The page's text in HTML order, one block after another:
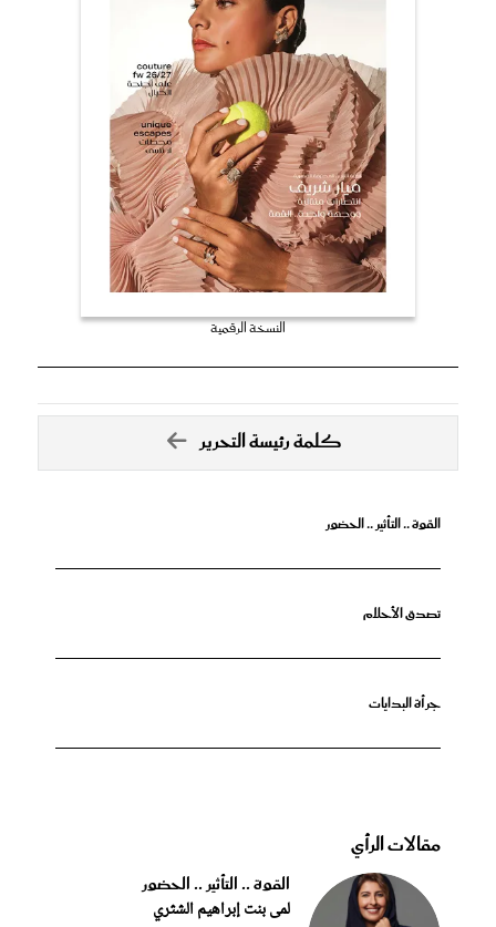
النسخة الرقمية
كلمة رئيسة التحرير
القوة .. التأثير .. الحضور
تصدق الأحلام
جرأة البدايات
مقالات الرأي
القوة .. التأثير .. الحضور
لمى بنت إبراهيم الشثري